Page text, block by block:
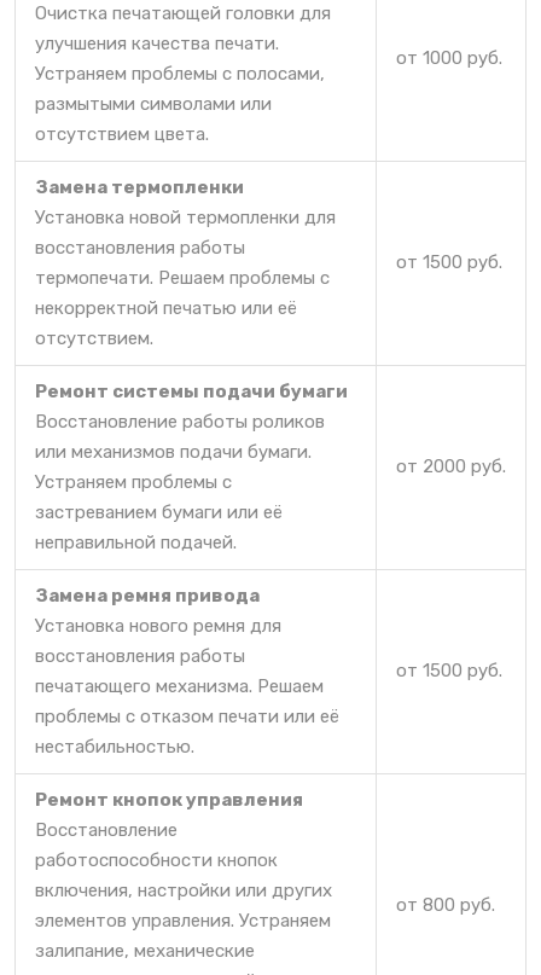
Очистка печатающей головки для
улучшения качества печати.
Устраняем проблемы с полосами,
размытыми символами или
отсутствием цвета.
от 1000 руб.
Замена термопленки
Установка новой термопленки для
восстановления работы
термопечати. Решаем проблемы с
некорректной печатью или её
отсутствием.
от 1500 руб.
Ремонт системы подачи бумаги
Восстановление работы роликов
или механизмов подачи бумаги.
Устраняем проблемы с
застреванием бумаги или её
неправильной подачей.
от 2000 руб.
Замена ремня привода
Установка нового ремня для
восстановления работы
печатающего механизма. Решаем
проблемы с отказом печати или её
нестабильностью.
от 1500 руб.
Ремонт кнопок управления
Восстановление
работоспособности кнопок
включения, настройки или других
элементов управления. Устраняем
залипание, механические
от 800 руб.